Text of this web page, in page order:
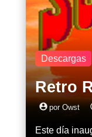
Descargas
Retro
account_circlepor Owst
Este día